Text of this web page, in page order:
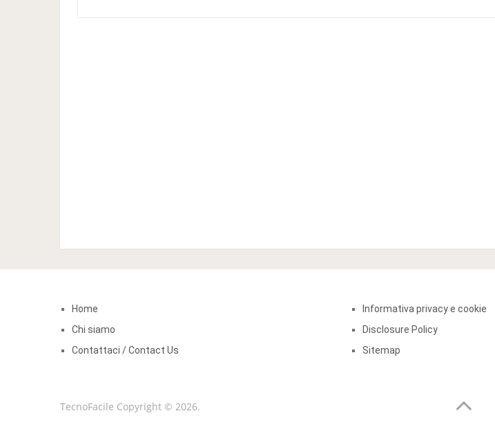
Home
Chi siamo
Contattaci / Contact Us
Informativa privacy e cookie
Disclosure Policy
Sitemap
TecnoFacile Copyright © 2026.